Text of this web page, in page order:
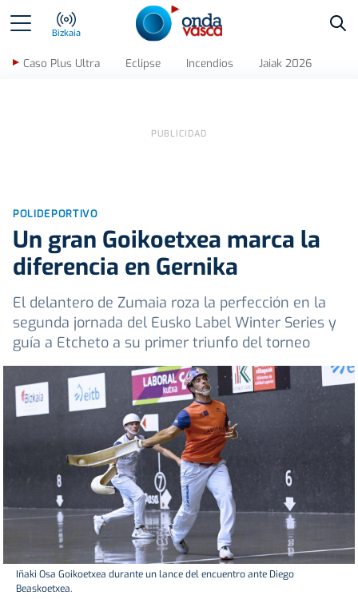
Bizkaia
Caso Plus Ultra Eclipse Incendios Jaiak 2026
POLIDEPORTIVO
Un gran Goikoetxea marca la
diferencia en Gernika
El delantero de Zumaia roza la perfección en la
segunda jornada del Eusko Label Winter Series y
guía a Etcheto a su primer triunfo del torneo
Iñaki Osa Goikoetxea durante un lance del encuentro ante Diego
Beaskoetxea.